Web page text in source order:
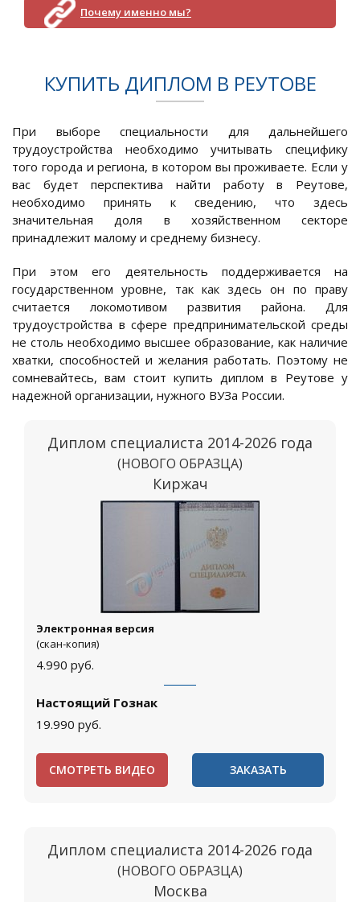
Почему именно мы?
КУПИТЬ ДИПЛОМ В РЕУТОВЕ
При выборе специальности для дальнейшего
трудоустройства необходимо учитывать специфику
того города и региона, в котором вы проживаете. Если у
вас будет перспектива найти работу в Реутове,
необходимо принять к сведению, что здесь
значительная доля в хозяйственном секторе
принадлежит малому и среднему бизнесу.
При этом его деятельность поддерживается на
государственном уровне, так как здесь он по праву
считается локомотивом развития района. Для
трудоустройства в сфере предпринимательской среды
не столь необходимо высшее образование, как наличие
хватки, способностей и желания работать. Поэтому не
сомневайтесь, вам стоит купить диплом в Реутове у
надежной организации, нужного ВУЗа России.
Диплом специалиста 2014-2026 года
(НОВОГО ОБРАЗЦА)
Киржач
Электронная версия
(скан-копия)
4.990 руб.
Настоящий Гознак
19.990 руб.
СМОТРЕТЬ ВИДЕО ЗАКАЗАТЬ
Диплом специалиста 2014-2026 года
(НОВОГО ОБРАЗЦА)
Москва